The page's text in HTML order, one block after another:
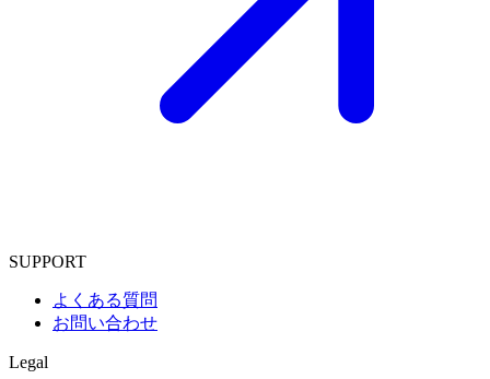
SUPPORT
よくある質問
お問い合わせ
Legal